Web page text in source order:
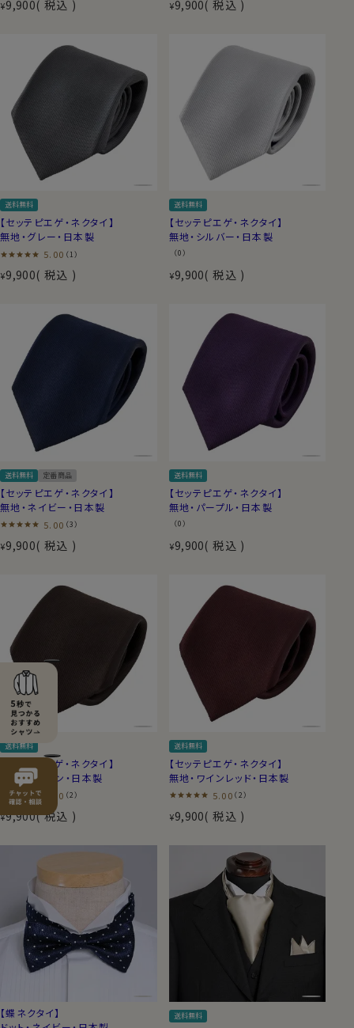
¥9,900 税込 ¥9,900 税込
送料無料
【セッテピエゲ・ネクタイ】
無地・グレー・日本製
5.00 （1）
¥9,900 税込
送料無料
【セッテピエゲ・ネクタイ】
無地・シルバー・日本製
（0）
¥9,900 税込
送料無料 定番商品
【セッテピエゲ・ネクタイ】
無地・ネイビー・日本製
5.00 （3）
¥9,900 税込
送料無料
【セッテピエゲ・ネクタイ】
無地・パープル・日本製
（0）
¥9,900 税込
送料無料
【セッテピエゲ・ネクタイ】
無地・ブラウン・日本製
5.00 （2）
¥9,900 税込
送料無料
【セッテピエゲ・ネクタイ】
無地・ワインレッド・日本製
5.00 （2）
¥9,900 税込
【蝶ネクタイ】
送料無料